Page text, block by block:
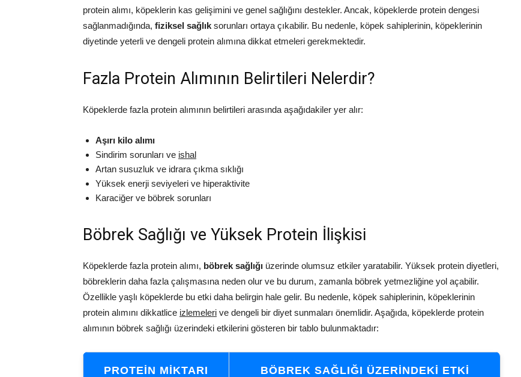
protein alımı, köpeklerin kas gelişimini ve genel sağlığını destekler. Ancak, köpeklerde protein dengesi
sağlanmadığında, fiziksel sağlık sorunları ortaya çıkabilir. Bu nedenle, köpek sahiplerinin, köpeklerinin
diyetinde yeterli ve dengeli protein alımına dikkat etmeleri gerekmektedir.
Fazla Protein Alımının Belirtileri Nelerdir?
Köpeklerde fazla protein alımının belirtileri arasında aşağıdakiler yer alır:
Aşırı kilo alımı
Sindirim sorunları ve ishal
Artan susuzluk ve idrara çıkma sıklığı
Yüksek enerji seviyeleri ve hiperaktivite
Karaciğer ve böbrek sorunları
Böbrek Sağlığı ve Yüksek Protein İlişkisi
Köpeklerde fazla protein alımı, böbrek sağlığı üzerinde olumsuz etkiler yaratabilir. Yüksek protein diyetleri,
böbreklerin daha fazla çalışmasına neden olur ve bu durum, zamanla böbrek yetmezliğine yol açabilir.
Özellikle yaşlı köpeklerde bu etki daha belirgin hale gelir. Bu nedenle, köpek sahiplerinin, köpeklerinin
protein alımını dikkatlice izlemeleri ve dengeli bir diyet sunmaları önemlidir. Aşağıda, köpeklerde protein
alımının böbrek sağlığı üzerindeki etkilerini gösteren bir tablo bulunmaktadır:
PROTEIN MIKTARI BÖBREK SAĞLIĞI ÜZERINDEKI ETKI